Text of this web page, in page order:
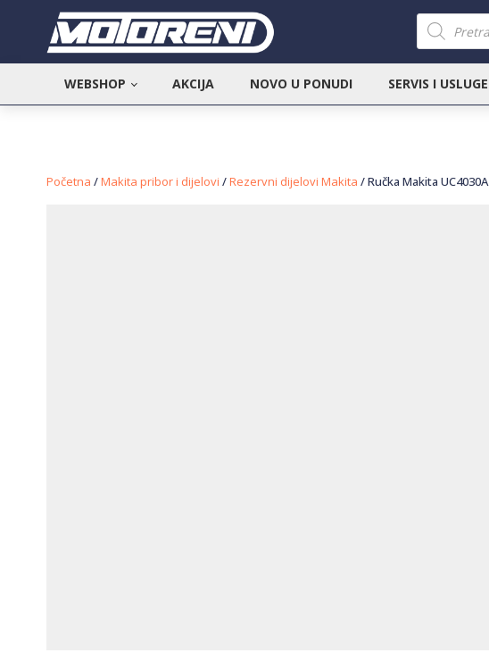
Products
search
WEBSHOP AKCIJA NOVO U PONUDI SERVIS I USLUGE
Početna /Makita pribor i dijelovi /Rezervni dijelovi Makita / Ručka Makita UC4030A